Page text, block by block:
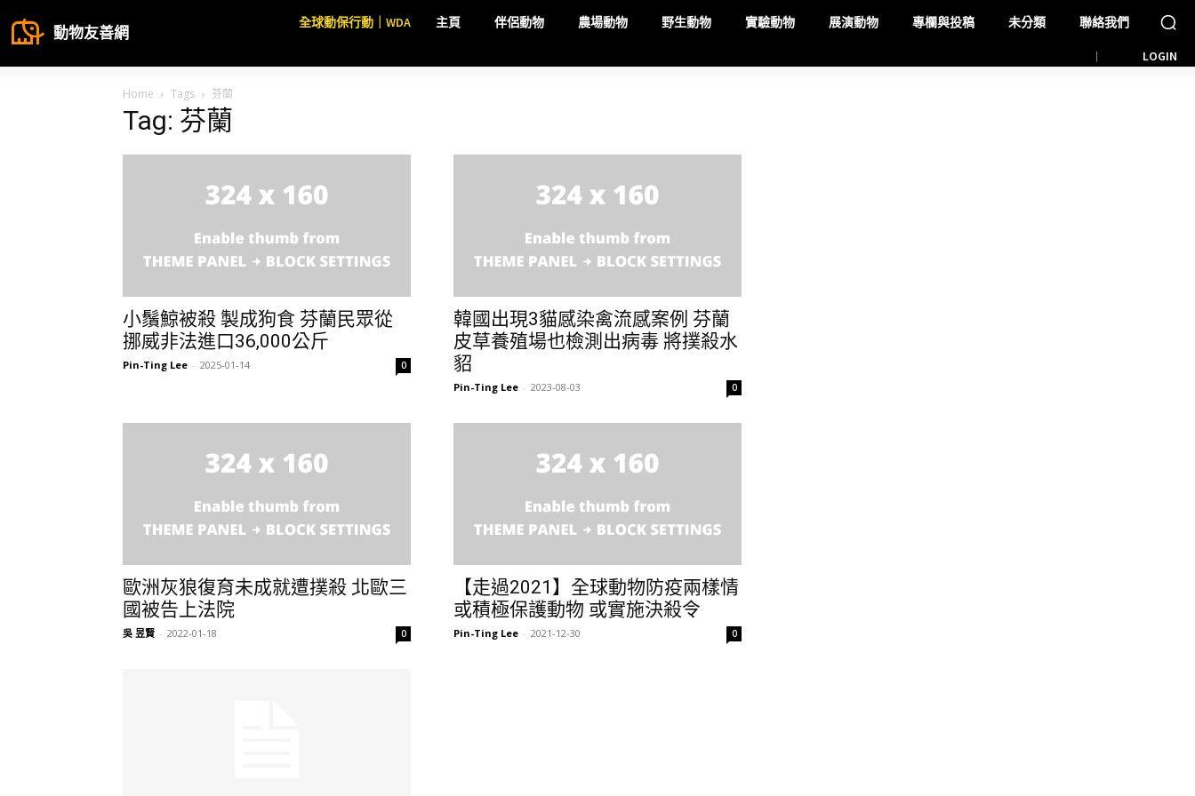
動物友善網
全球動保行動｜WDA 主頁 伴侶動物 農場動物 野生動物 實驗動物 展演動物 專欄與投稿 未分類 聯絡我們
LOGIN
Home Tags 芬蘭
Tag: 芬蘭
小鬚鯨被殺 製成狗食 芬蘭民眾從
挪威非法進口36,000公斤
Pin-Ting Lee - 2025-01-14 0
韓國出現3貓感染禽流感案例 芬蘭
皮草養殖場也檢測出病毒 將撲殺水
貂
Pin-Ting Lee - 2023-08-03 0
歐洲灰狼復育未成就遭撲殺 北歐三
國被告上法院
吳 昱賢 - 2022-01-18 0
【走過2021】全球動物防疫兩樣情
或積極保護動物 或實施決殺令
Pin-Ting Lee - 2021-12-30 0